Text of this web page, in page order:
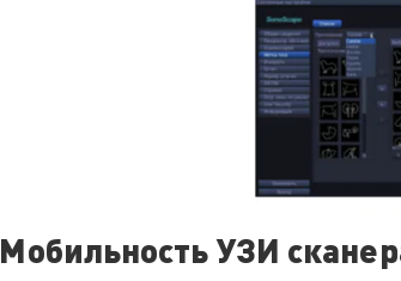
Мобильность УЗИ